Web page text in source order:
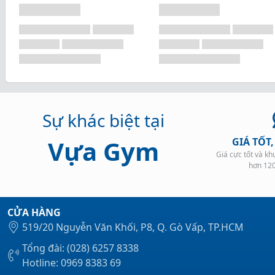
Sự khác biệt tại
Vựa Gym GIÁ
Giá cực tốt và
hơn
CỬA HÀNG
519/20 Nguyễn Văn Khối, P8, Q. Gò Vấp, TP.HCM
Tổng đài: (028) 6257 8338
Hotline: 0969 8383 69